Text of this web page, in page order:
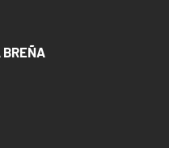
BREÑA